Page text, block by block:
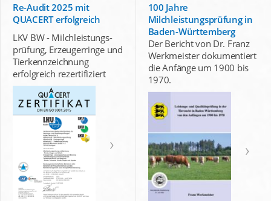
Re-Audit 2025 mit
QUACERT erfolgreich
LKV BW - Milchleistungs-
prüfung, Erzeugerringe und
Tierkennzeichnung
erfolgreich rezertifiziert
100 Jahre
Milchleistungsprüfung in
Baden-Württemberg
Der Bericht von Dr. Franz
Werkmeister dokumentiert
die Anfänge um 1900 bis
1970.